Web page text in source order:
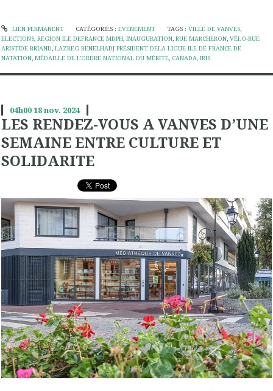
LIEN PERMANENT CATÉGORIES : EVENEMENT TAGS :VILLE DE VANVES,
ELECTIONS, RÉGION ILE DEFRANCE MDPH, INAUGURATION, RUE MARCHERON, VÉLO-RUE
ARISTIDE BRIAND, LAZREG BENELHADJ PRÉSIDENT DELA LIGUE ILE DE FRANCE DE
NATATION, MÉDAILLE DE L’ORDRE NATIONAL DU MÉRITE, CANADA, IRIS
04h0018nov. 2024
LES RENDEZ-VOUS A VANVES D’UNE
SEMAINE ENTRE CULTURE ET
SOLIDARITE